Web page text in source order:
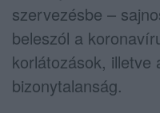
szervezésbe –
beleszól a
korlátozások, illetve
bizonytalanság.